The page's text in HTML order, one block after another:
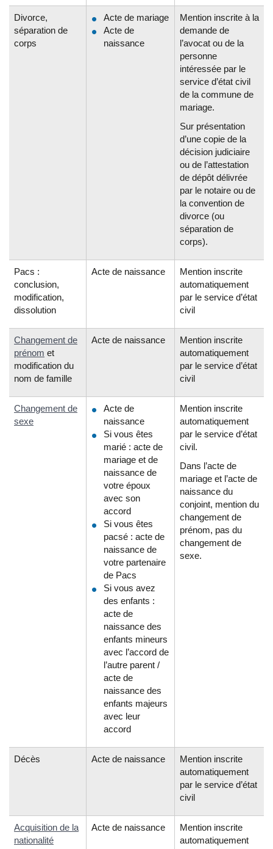
Divorce,
séparation de
corps
Acte de mariage
Acte de
naissance
Mention inscrite à la
demande de
l’avocat ou de la
personne
intéressée par le
service d’état civil
de la commune de
mariage.
Sur présentation
d’une copie de la
décision judiciaire
ou de l’attestation
de dépôt délivrée
par le notaire ou de
la convention de
divorce (ou
séparation de
corps).
Pacs :
conclusion,
modification,
dissolution
Acte de naissance
Mention inscrite
automatiquement
par le service d’état
civil
Changement de
prénom et
modification du
nom de famille
Acte de naissance
Mention inscrite
automatiquement
par le service d’état
civil
Changement de
sexe
Acte de
naissance
Si vous êtes
marié : acte de
mariage et de
naissance de
votre époux
avec son
accord
Si vous êtes
pacsé : acte de
naissance de
votre partenaire
de Pacs
Si vous avez
des enfants :
acte de
naissance des
enfants mineurs
avec l’accord de
l’autre parent /
acte de
naissance des
enfants majeurs
avec leur
accord
Mention inscrite
automatiquement
par le service d’état
civil.
Dans l’acte de
mariage et l’acte de
naissance du
conjoint, mention du
changement de
prénom, pas du
changement de
sexe.
Décès Acte de naissance
Mention inscrite
automatiquement
par le service d’état
civil
Acquisition de la
nationalité
Acte de naissance
Mention inscrite
automatiquement